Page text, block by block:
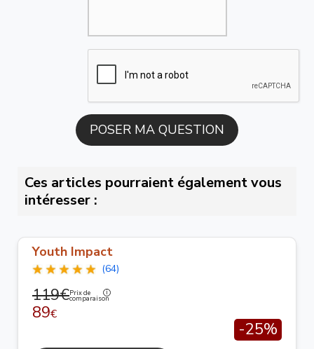
Ces articles pourraient également vous
intéresser :
Youth Impact
(64)
119€Prix de
comparaison
89€
-25%